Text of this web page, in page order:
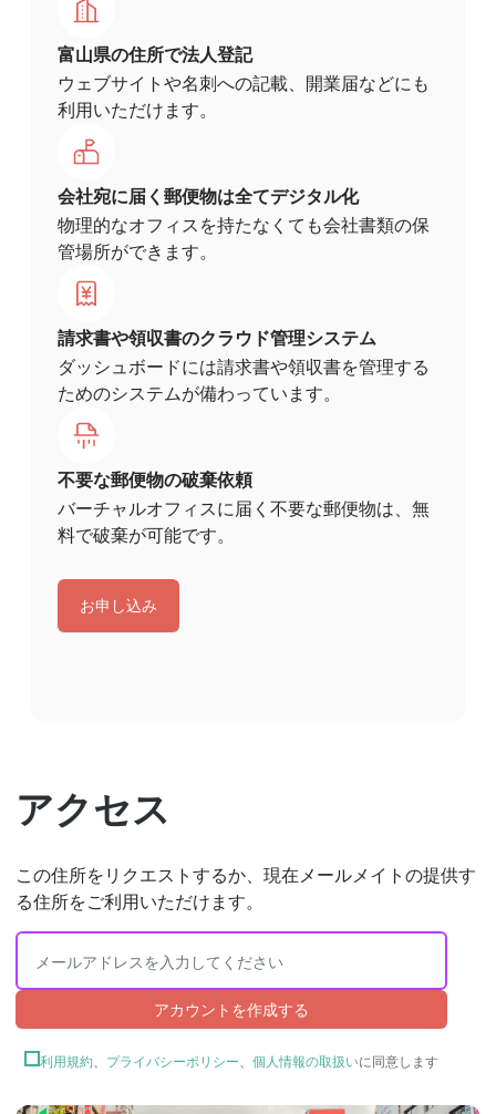
富山県の住所で法人登記
ウェブサイトや名刺への記載、開業届などにも
利用いただけます。
会社宛に届く郵便物は全てデジタル化
物理的なオフィスを持たなくても会社書類の保
管場所ができます。
請求書や領収書のクラウド管理システム
ダッシュボードには請求書や領収書を管理する
ためのシステムが備わっています。
不要な郵便物の破棄依頼
バーチャルオフィスに届く不要な郵便物は、無
料で破棄が可能です。
お申し込み
アクセス
この住所をリクエストするか、現在メールメイトの提供す
る住所をご利用いただけます。
アカウントを作成する
利用規約 プライバシーポリシー 個人情報の取扱いに同意します